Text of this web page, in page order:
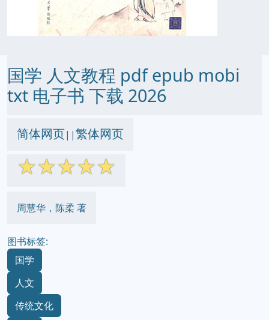
国学 人文教程 pdf epub mobi
txt 电子书 下载 2026
简体网页||繁体网页
☆☆☆☆☆
周慧华，陈柔 著
图书标签:
国学
人文
传统文化